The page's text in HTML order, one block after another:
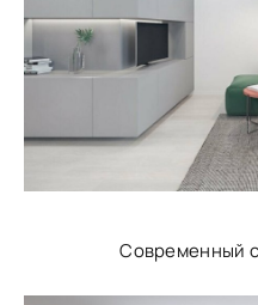
Современный